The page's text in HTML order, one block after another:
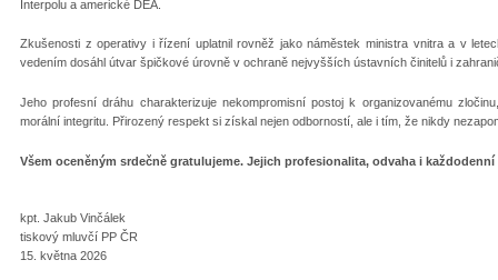
Interpolu a americké DEA.
Zkušenosti z operativy i řízení uplatnil rovněž jako náměstek ministra vnitra a v
vedením dosáhl útvar špičkové úrovně v ochraně nejvyšších ústavních činitelů i
Jeho profesní dráhu charakterizuje nekompromisní postoj k organizovanému
morální integritu. Přirozený respekt si získal nejen odborností, ale i tím, že nikdy
Všem oceněným srdečně gratulujeme. Jejich profesionalita, odvaha i
kpt. Jakub Vinčálek
tiskový mluvčí PP ČR
15. května 2026